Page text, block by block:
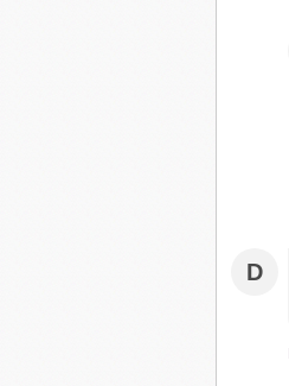
D